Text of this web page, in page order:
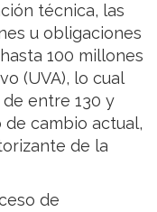
técnica, las
u obligaciones
100 millones
(UVA), lo cual
entre 130 y
cambio actual,
de la
de